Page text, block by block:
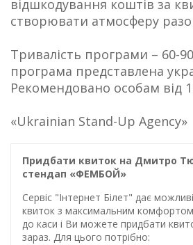
відшкодування коштів за
створювати атмосферу
Тривалість програми – 60-
програма представлена
Рекомендовано особам від
«Ukrainian Stand-Up Agency»
Придбати квиток на Дмитро
стендап «ФЕМБОЙ»
Сервіс "Інтернет Білет" дає
квиток з максимальним
до каси і Ви можете придбати
зараз. Для цього потрібно: